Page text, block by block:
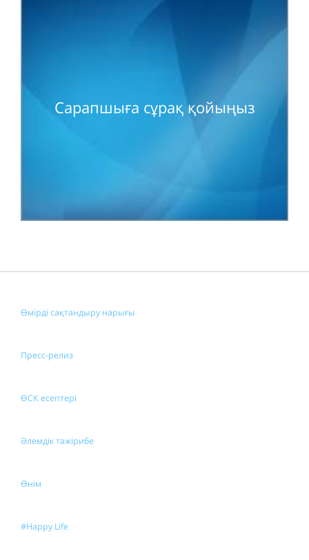
Сарапшыға сұрақ қойыңыз
Өмірді сақтандыру нарығы
Пресс-релиз
ӨСК есептері
Әлемдік тәжірибе
Өнім
#Happy Life